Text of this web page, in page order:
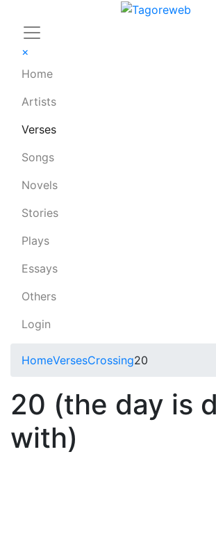
×
Home
Artists
Verses
Songs
Novels
Stories
Plays
Essays
Others
Login
HomeVersesCrossing20
20 (the day is
with)